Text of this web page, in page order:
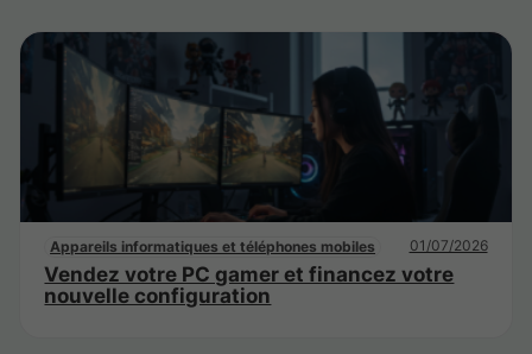
Appareils informatiques et téléphones mobiles 01/07/2026
Vendez votre PC gamer et financez votre
nouvelle configuration